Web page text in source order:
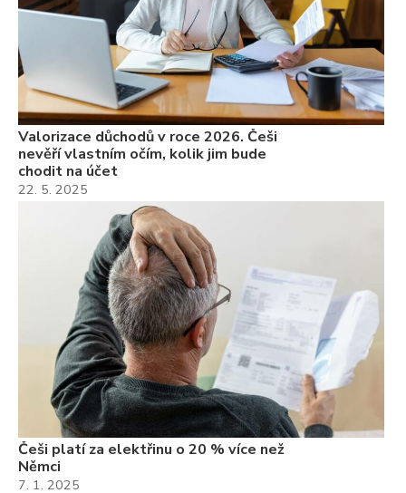
Valorizace důchodů v roce 2026. Češi
nevěří vlastním očím, kolik jim bude
chodit na účet
22. 5. 2025
Češi platí za elektřinu o 20 % více než
Němci
7. 1. 2025